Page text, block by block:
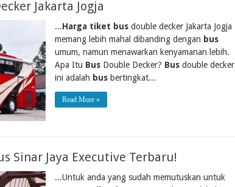
Jakarta Jogja
...Harga tiket busdouble decker Jakarta Jogja
memang lebih mahal dibanding dengan bus
umum, namun menawarkan kenyamanan lebih.
Apa Itu BusDouble Decker? Busdouble decker
ini adalah busbertingkat...
Read More »
Sinar Jaya Executive Terbaru!
...Untuk anda yang sudah memutuskan untuk